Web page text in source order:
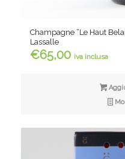
Champagne “Le Haut
Lassalle
€65,00 iva inclusa